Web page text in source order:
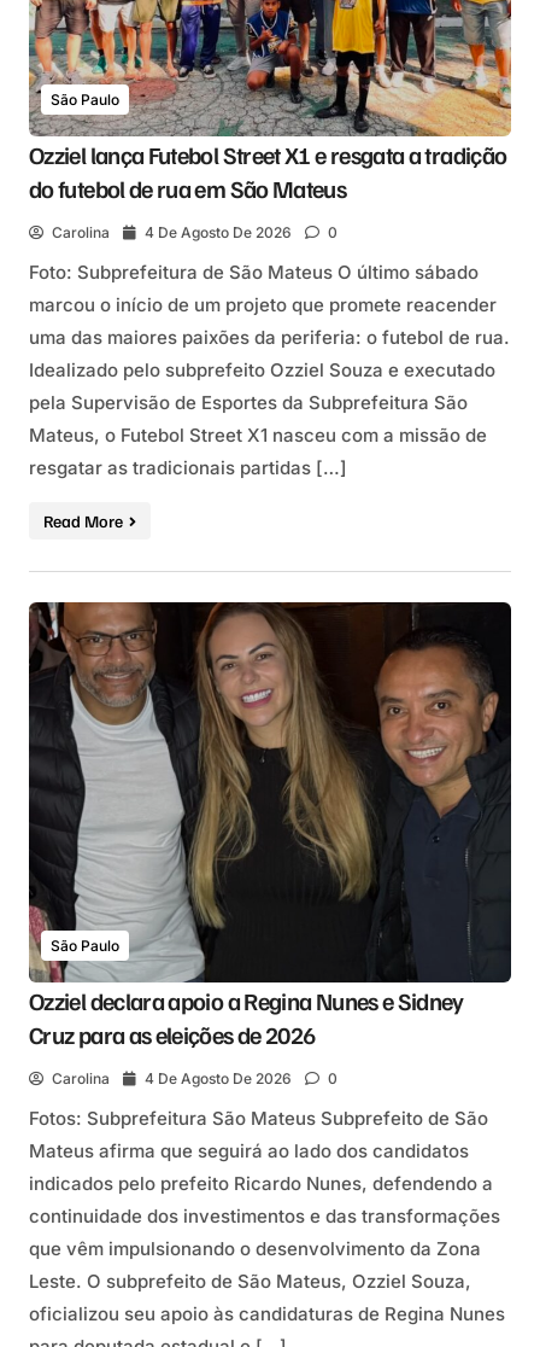
São Paulo
Ozziel lança Futebol Street X1 e resgata a tradição
do futebol de rua em São Mateus
Carolina 4 De Agosto De 2026 0
Foto: Subprefeitura de São Mateus O último sábado
marcou o início de um projeto que promete reacender
uma das maiores paixões da periferia: o futebol de rua.
Idealizado pelo subprefeito Ozziel Souza e executado
pela Supervisão de Esportes da Subprefeitura São
Mateus, o Futebol Street X1 nasceu com a missão de
resgatar as tradicionais partidas […]
Read More
São Paulo
Ozziel declara apoio a Regina Nunes e Sidney
Cruz para as eleições de 2026
Carolina 4 De Agosto De 2026 0
Fotos: Subprefeitura São Mateus Subprefeito de São
Mateus afirma que seguirá ao lado dos candidatos
indicados pelo prefeito Ricardo Nunes, defendendo a
continuidade dos investimentos e das transformações
que vêm impulsionando o desenvolvimento da Zona
Leste. O subprefeito de São Mateus, Ozziel Souza,
oficializou seu apoio às candidaturas de Regina Nunes